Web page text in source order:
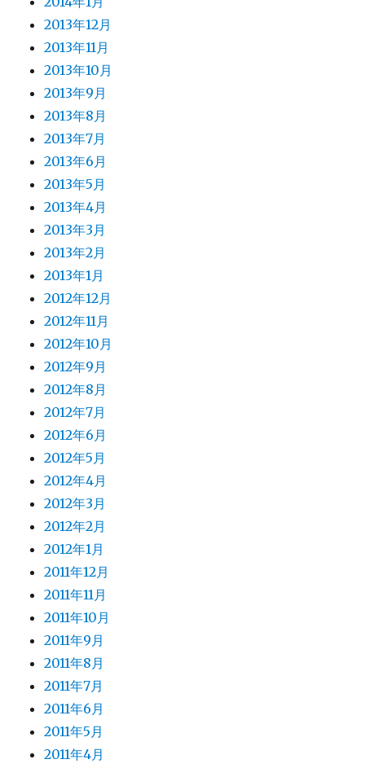
2013年12月
2013年11月
2013年10月
2013年9月
2013年8月
2013年7月
2013年6月
2013年5月
2013年4月
2013年3月
2013年2月
2013年1月
2012年12月
2012年11月
2012年10月
2012年9月
2012年8月
2012年7月
2012年6月
2012年5月
2012年4月
2012年3月
2012年2月
2012年1月
2011年12月
2011年11月
2011年10月
2011年9月
2011年8月
2011年7月
2011年6月
2011年5月
2011年4月